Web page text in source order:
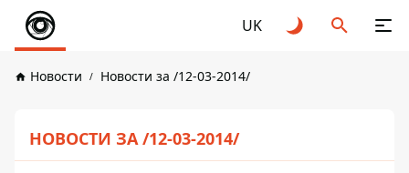
UK
Новости Новости за /12-03-2014/
НОВОСТИ ЗА /12-03-2014/